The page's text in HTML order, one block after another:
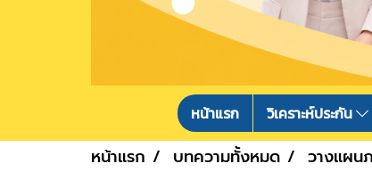
หน้าแรก วิเคราะห์ประกัน
หน้าแรก บทความทั้งหมด วางแผน